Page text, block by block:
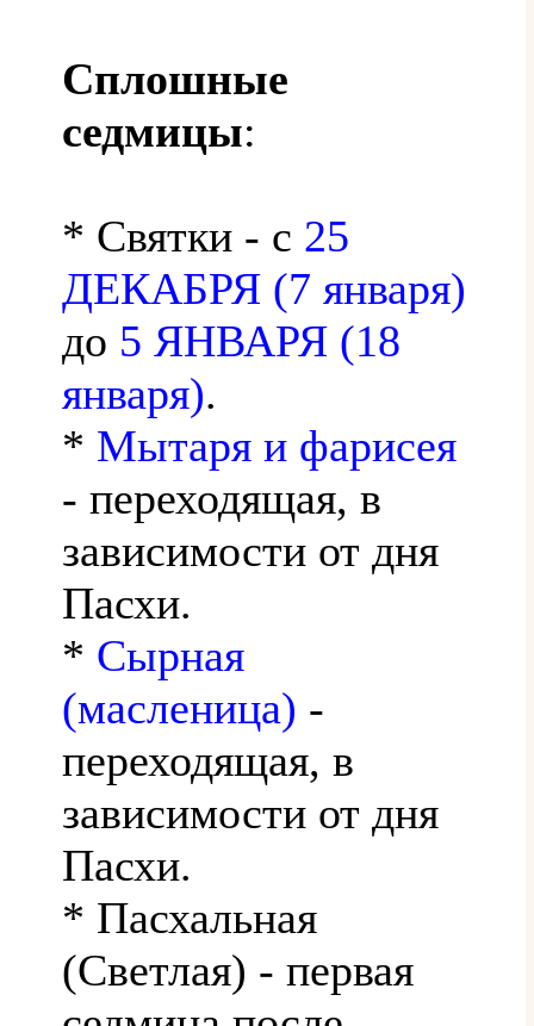
Сплошные
седмицы:
* Святки - с 25
ДЕКАБРЯ (7 января)
до 5 ЯНВАРЯ (18
января).
* Мытаря и фарисея
- переходящая, в
зависимости от дня
Пасхи.
* Сырная
(масленица) -
переходящая, в
зависимости от дня
Пасхи.
* Пасхальная
(Светлая) - первая